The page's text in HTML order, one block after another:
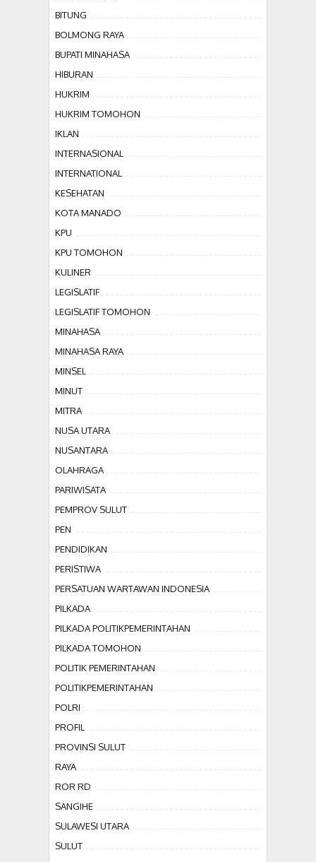
BITUNG
BOLMONG RAYA
BUPATI MINAHASA
HIBURAN
HUKRIM
HUKRIM TOMOHON
IKLAN
INTERNASIONAL
INTERNATIONAL
KESEHATAN
KOTA MANADO
KPU
KPU TOMOHON
KULINER
LEGISLATIF
LEGISLATIF TOMOHON
MINAHASA
MINAHASA RAYA
MINSEL
MINUT
MITRA
NUSA UTARA
NUSANTARA
OLAHRAGA
PARIWISATA
PEMPROV SULUT
PEN
PENDIDIKAN
PERISTIWA
PERSATUAN WARTAWAN INDONESIA
PILKADA
PILKADA POLITIKPEMERINTAHAN
PILKADA TOMOHON
POLITIK PEMERINTAHAN
POLITIKPEMERINTAHAN
POLRI
PROFIL
PROVINSI SULUT
RAYA
ROR RD
SANGIHE
SULAWESI UTARA
SULUT